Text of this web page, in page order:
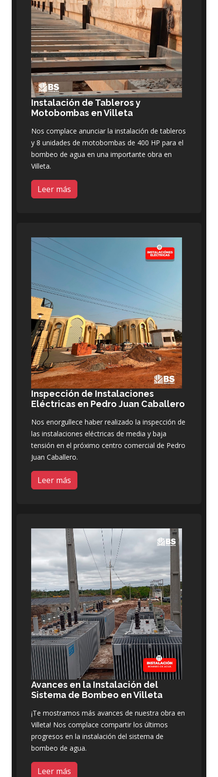
Instalación de Tableros y
Motobombas en Villeta
Nos complace anunciar la instalación de tableros
y 8 unidades de motobombas de 400 HP para el
bombeo de agua en una importante obra en
Villeta.
Leer más
Inspección de Instalaciones
Eléctricas en Pedro Juan Caballero
Nos enorgullece haber realizado la inspección de
las instalaciones eléctricas de media y baja
tensión en el próximo centro comercial de Pedro
Juan Caballero.
Leer más
Avances en la Instalación del
Sistema de Bombeo en Villeta
¡Te mostramos más avances de nuestra obra en
Villeta! Nos complace compartir los últimos
progresos en la instalación del sistema de
bombeo de agua.
Leer más